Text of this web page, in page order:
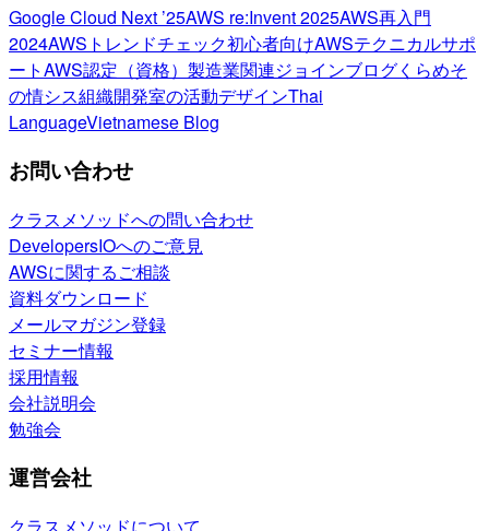
Google Cloud Next ’25AWS re:Invent 2025AWS再入門
2024AWSトレンドチェック初心者向けAWSテクニカルサポ
ートAWS認定（資格） 製造業関連ジョインブログくらめそ
の情シス組織開発室の活動デザインThai
LanguageVietnamese Blog
お問い合わせ
クラスメソッドへの問い合わせ
DevelopersIOへのご意見
AWSに関するご相談
資料ダウンロード
メールマガジン登録
セミナー情報
採用情報
会社説明会
勉強会
運営会社